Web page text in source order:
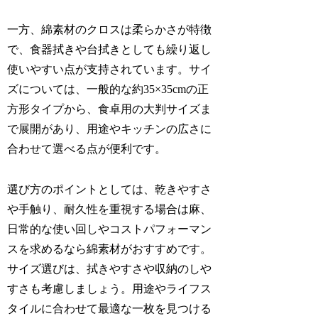
一方、綿素材のクロスは柔らかさが特徴
で、食器拭きや台拭きとしても繰り返し
使いやすい点が支持されています。サイ
ズについては、一般的な約35×35cmの正
方形タイプから、食卓用の大判サイズま
で展開があり、用途やキッチンの広さに
合わせて選べる点が便利です。
選び方のポイントとしては、乾きやすさ
や手触り、耐久性を重視する場合は麻、
日常的な使い回しやコストパフォーマン
スを求めるなら綿素材がおすすめです。
サイズ選びは、拭きやすさや収納のしや
すさも考慮しましょう。用途やライフス
タイルに合わせて最適な一枚を見つける